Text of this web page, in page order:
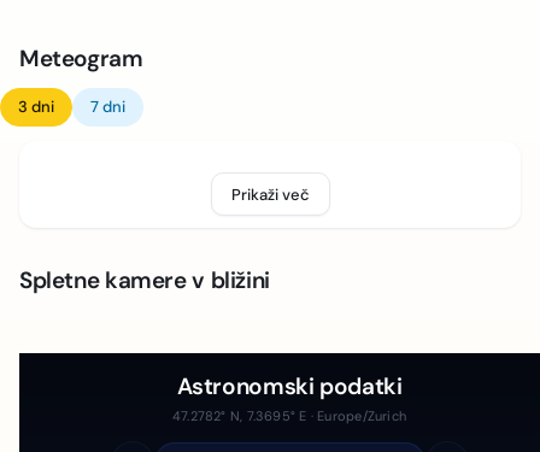
Meteogram
3 dni 7 dni
Prikaži več
Spletne kamere v bližini
Astronomski podatki
47.2782° N, 7.3695° E · Europe/Zurich